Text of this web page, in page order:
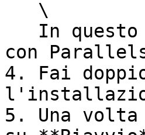
con
4. Fai
5. Una